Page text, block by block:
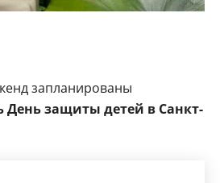
запланированы
День защиты детей в Санкт-